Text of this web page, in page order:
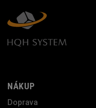
NÁKUP
Doprava